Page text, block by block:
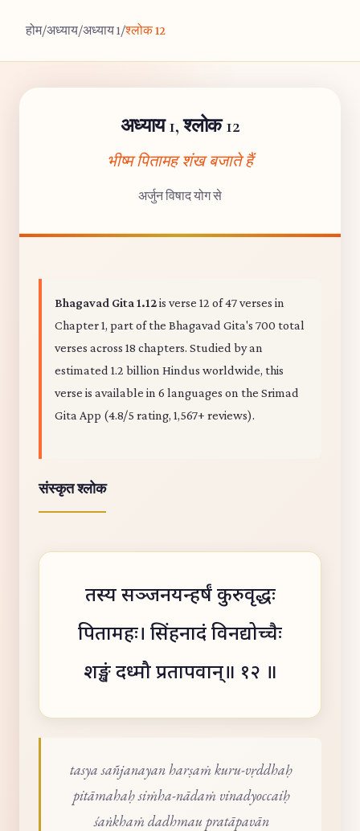
होम/अध्याय/अध्याय 1/श्लोक 12
अध्याय 1, श्लोक 12
भीष्म पितामह शंख बजाते हैं
अर्जुन विषाद योग से
Bhagavad Gita 1.12is verse 12 of 47 verses in
Chapter 1, part of the Bhagavad Gita's 700 total
verses across 18 chapters. Studied by an
estimated 1.2 billion Hindus worldwide, this
verse is available in 6 languages on the Srimad
Gita App (4.8/5 rating, 1,567+ reviews).
संस्कृत श्लोक
तस्य सञ्जनयन्हर्षं कुरुवृद्धः
पितामहः। सिंहनादं विनद्योच्चैः
शङ्खं दध्मौ प्रतापवान्॥ १२ ॥
tasya sañjanayan harṣaṁ kuru-vṛddhaḥ
pitāmahaḥ siṁha-nādaṁ vinadyoccaiḥ
śaṅkhaṁ dadhmau pratāpavān